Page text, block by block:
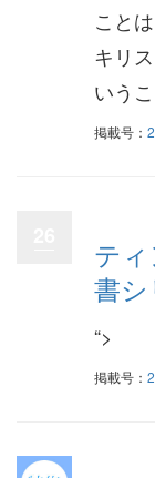
こと
キリ
いう
掲載号：
テ
書シ
“>
掲載号：